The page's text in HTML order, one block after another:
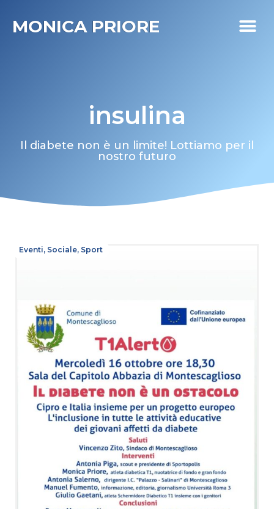
MONICA PRIORE
insulina
Il diabete non è un limite! Lottiamo per il
nostro futuro
Eventi, Sociale, Sport